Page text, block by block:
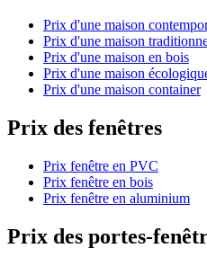
Prix d'une maison
Prix d'une maison
Prix d'une maison en bois
Prix d'une maison
Prix d'une maison container
Prix des fenêtres
Prix fenêtre en PVC
Prix fenêtre en bois
Prix fenêtre en aluminium
Prix des portes-